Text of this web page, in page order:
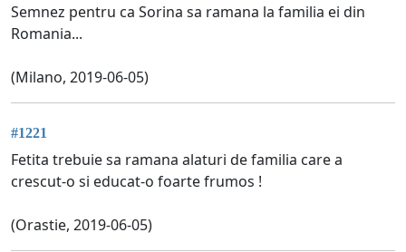
Semnez pentru ca Sorina sa ramana la familia ei din
Romania...
(Milano, 2019-06-05)
#1221
Fetita trebuie sa ramana alaturi de familia care a
crescut-o si educat-o foarte frumos !
(Orastie, 2019-06-05)